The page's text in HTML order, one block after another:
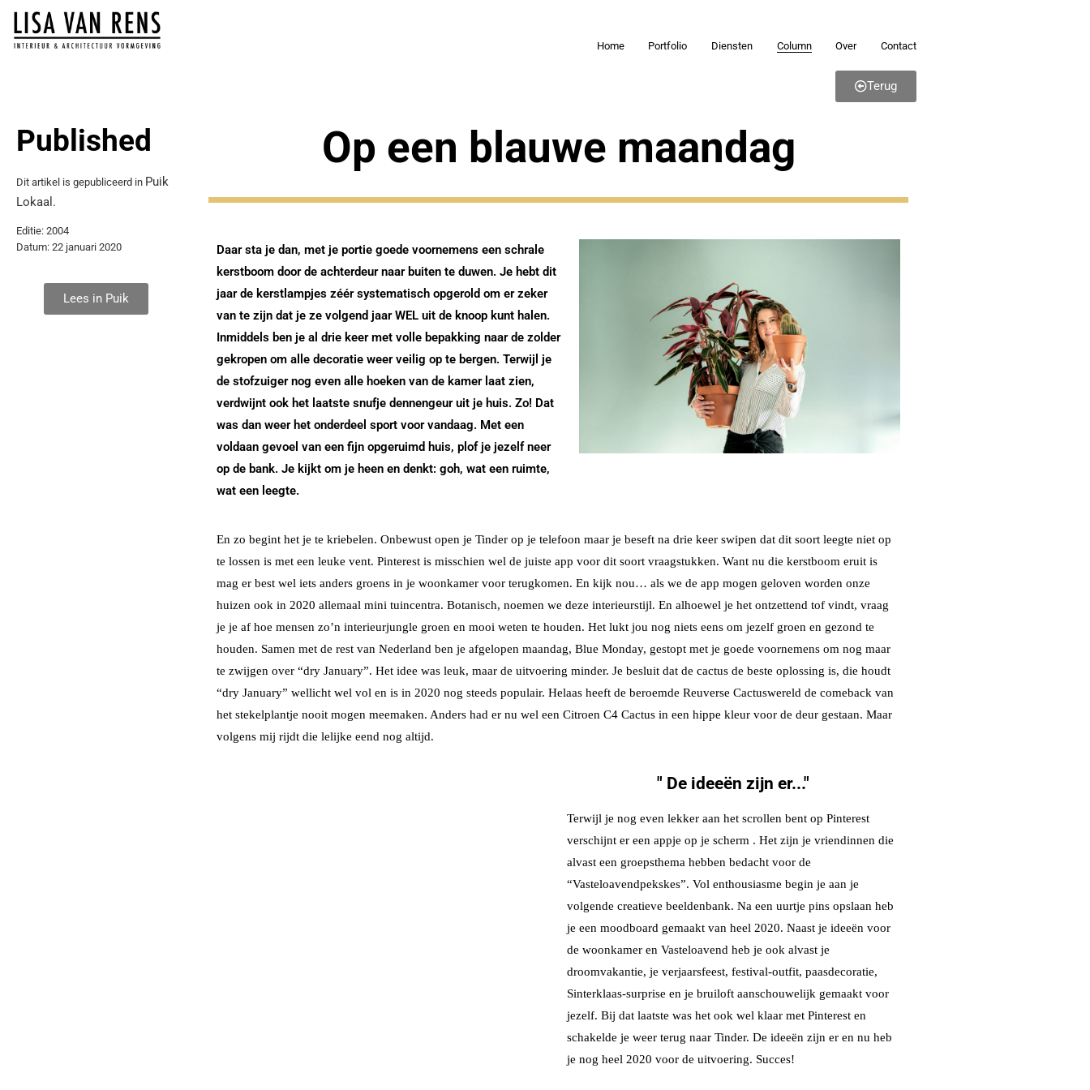
Home Portfolio Diensten Column Over Contact
Terug
Published
Dit artikel is gepubliceerd in Puik
Lokaal.
Editie: 2004
Datum: 22 januari 2020
Lees in Puik
Op een blauwe maandag
Daar sta je dan, met je portie goede voornemens een schrale
kerstboom door de achterdeur naar buiten te duwen. Je hebt dit
jaar de kerstlampjes zéér systematisch opgerold om er zeker
van te zijn dat je ze volgend jaar WEL uit de knoop kunt halen.
Inmiddels ben je al drie keer met volle bepakking naar de zolder
gekropen om alle decoratie weer veilig op te bergen. Terwijl je
de stofzuiger nog even alle hoeken van de kamer laat zien,
verdwijnt ook het laatste snufje dennengeur uit je huis. Zo! Dat
was dan weer het onderdeel sport voor vandaag. Met een
voldaan gevoel van een fijn opgeruimd huis, plof je jezelf neer
op de bank. Je kijkt om je heen en denkt: goh, wat een ruimte,
wat een leegte.
En zo begint het je te kriebelen. Onbewust open je Tinder op je telefoon maar je beseft na drie keer swipen dat dit soort leegte niet op
te lossen is met een leuke vent. Pinterest is misschien wel de juiste app voor dit soort vraagstukken. Want nu die kerstboom eruit is
mag er best wel iets anders groens in je woonkamer voor terugkomen. En kijk nou… als we de app mogen geloven worden onze
huizen ook in 2020 allemaal mini tuincentra. Botanisch, noemen we deze interieurstijl. En alhoewel je het ontzettend tof vindt, vraag
je je af hoe mensen zo’n interieurjungle groen en mooi weten te houden. Het lukt jou nog niets eens om jezelf groen en gezond te
houden. Samen met de rest van Nederland ben je afgelopen maandag, Blue Monday, gestopt met je goede voornemens om nog maar
te zwijgen over “dry January”. Het idee was leuk, maar de uitvoering minder. Je besluit dat de cactus de beste oplossing is, die houdt
“dry January” wellicht wel vol en is in 2020 nog steeds populair. Helaas heeft de beroemde Reuverse Cactuswereld de comeback van
het stekelplantje nooit mogen meemaken. Anders had er nu wel een Citroen C4 Cactus in een hippe kleur voor de deur gestaan. Maar
volgens mij rijdt die lelijke eend nog altijd.
" De ideeën zijn er..."
Terwijl je nog even lekker aan het scrollen bent op Pinterest
verschijnt er een appje op je scherm . Het zijn je vriendinnen die
alvast een groepsthema hebben bedacht voor de
“Vasteloavendpekskes”. Vol enthousiasme begin je aan je
volgende creatieve beeldenbank. Na een uurtje pins opslaan heb
je een moodboard gemaakt van heel 2020. Naast je ideeën voor
de woonkamer en Vasteloavend heb je ook alvast je
droomvakantie, je verjaarsfeest, festival-outfit, paasdecoratie,
Sinterklaas-surprise en je bruiloft aanschouwelijk gemaakt voor
jezelf. Bij dat laatste was het ook wel klaar met Pinterest en
schakelde je weer terug naar Tinder. De ideeën zijn er en nu heb
je nog heel 2020 voor de uitvoering. Succes!